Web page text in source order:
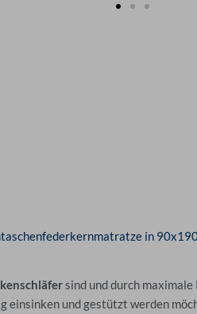
in
sind und durch
einsinken und gestützt werden